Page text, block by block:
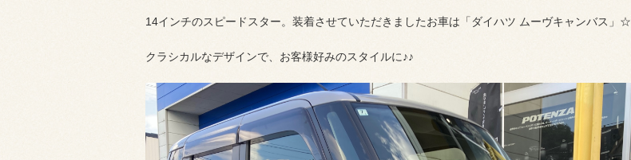
14インチのスピードスター。装着させていただきましたお車は「ダイハツ ムーヴキャンバス」☆
クラシカルなデザインで、お客様好みのスタイルに♪♪